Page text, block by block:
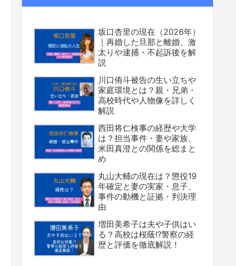
坂口杏里の現在（2026年）
｜再婚した旦那と離婚、激
太りや逮捕・不起訴後を解
説
川口侑斗被告の生い立ちや
家庭環境とは？親・兄弟・
高校時代や人物像を詳しく
解説
西田将仁検事の経歴や大学
は？担当事件・妻や家族、
米田真澄との関係を総まと
め
丸山大輔の現在は？懲役19
年確定と妻の実家・息子、
事件の動機と証拠・判決理
由
増田美希子は夫や子供はい
る？高校は桜蔭!?警察の経
歴と評価を徹底解説！